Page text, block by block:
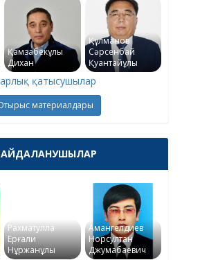
Қамзабекұлы
Дихан
Құлманов
Сәрсенбай
Қуантайұлы
қатысушылар
материалдары
Рахматулла
Ерғали
Нұржанұлы
Амангелдиев
Норсултан
Джумабаевич